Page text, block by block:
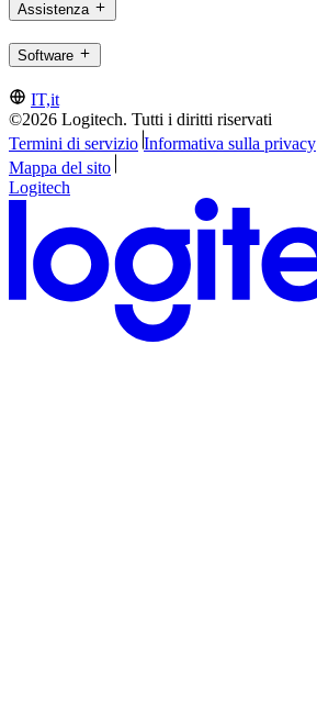
Assistenza
Software
IT,it
©2026 Logitech. Tutti i diritti riservati
Termini di servizio Informativa sulla privacy
Mappa del sito
Logitech